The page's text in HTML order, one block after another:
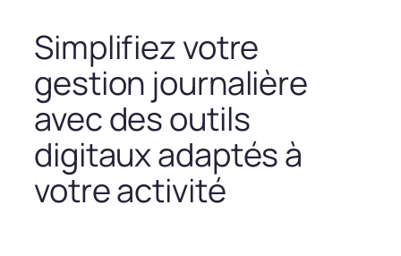
Simplifiez votre
gestion journalière
avec des outils
digitaux adaptés à
votre activité